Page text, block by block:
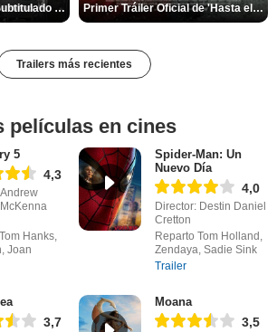
Primer Tráiler Oficial Subtitulado de 'Una última aventura: Detrás de cámaras de Stranger Things 5' Primer Tráiler Oficial de 'Hasta el fin del mundo'
Trailers más recientes
películas en cines
5
4,3
Hanks,
Joan
Spider-Man: Un
Nuevo Día
4,0
Director: Destin Daniel
Cretton
Reparto Tom Holland,
Zendaya, Sadie Sink
Trailer
3,7
Moana
3,5